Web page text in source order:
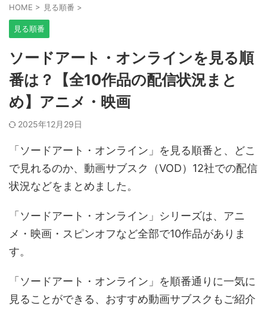
HOME > 見る順番 >
見る順番
ソードアート・オンラインを見る順
番は？【全10作品の配信状況まと
め】アニメ・映画
2025年12月29日
「ソードアート・オンライン」を見る順番と、どこ
で見れるのか、動画サブスク（VOD）12社での配信
状況などをまとめました。
「ソードアート・オンライン」シリーズは、アニ
メ・映画・スピンオフなど全部で10作品がありま
す。
「ソードアート・オンライン」を順番通りに一気に
見ることができる、おすすめ動画サブスクもご紹介